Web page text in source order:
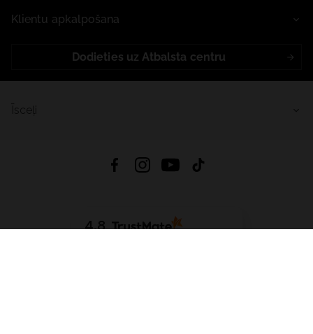
Klientu apkalpošana
Dodieties uz Atbalsta centru
4.8